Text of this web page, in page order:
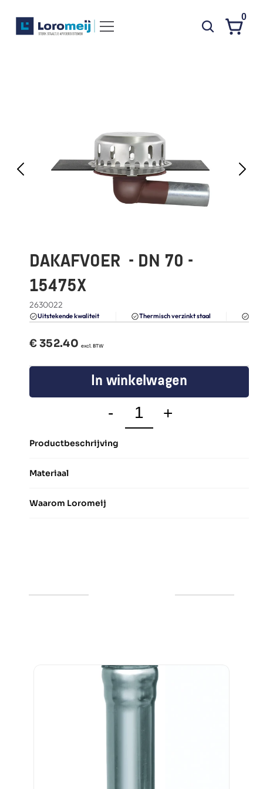
Poedercoaten
FAQ
Blogs
0
DAKAFVOER  - DN 70 -
15475X
2630022
Uitstekende kwaliteit Thermisch verzinkt staal
€ 352.40
  excl. BTW
In winkelwagen
- +
Productbeschrijving
Materiaal
Waarom Loromeij